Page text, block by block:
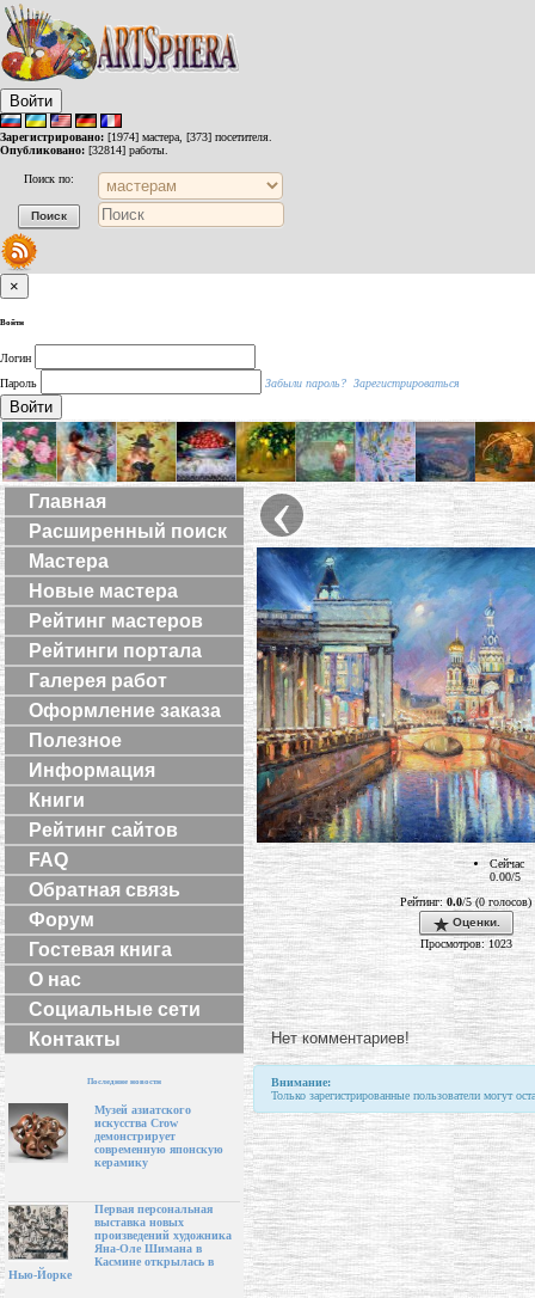
Войти
Зарегистрировано: [1974] мастера, [373] посетителя.
Опубликовано: [32814] работы.
Поиск по:
×
Войти
Логин
Пароль
Забыли пароль? Зарегистрироваться
Войти
Главная
Расширенный поиск
Мастера
Новые мастера
Рейтинг мастеров
Рейтинги портала
Галерея работ
Оформление заказа
Полезное
Информация
Книги
Рейтинг сайтов
FAQ
Обратная связь
Форум
Гостевая книга
О нас
Социальные сети
Контакты
Последние новости
Музей азиатского
искусства Crow
демонстрирует
современную японскую
керамику
Первая персональная
выставка новых
произведений художника
Яна-Оле Шимана в
Касмине открылась в
Нью-Йорке
‹
Сейчас
0.00/5
Рейтинг: 0.0/5 (0 голосов)
Оценки.
Просмотров: 1023
Нет комментариев!
Внимание:
Только зарегистрированные пользователи могут